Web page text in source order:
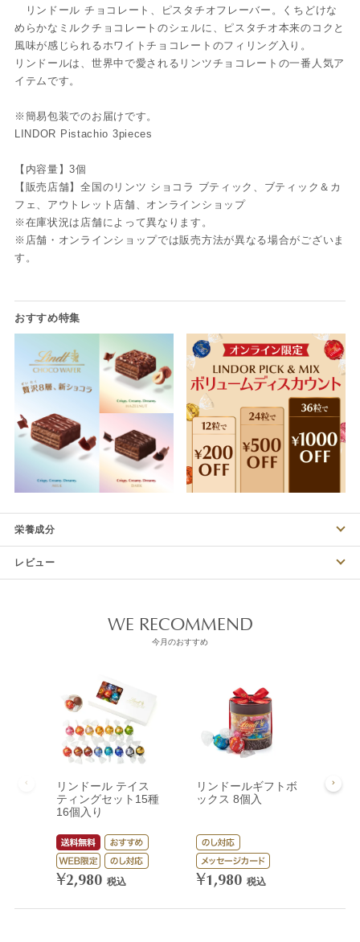
リンドール チョコレート、ピスタチオフレーバー。くちどけな
めらかなミルクチョコレートのシェルに、ピスタチオ本来のコクと
風味が感じられるホワイトチョコレートのフィリング入り。
リンドールは、世界中で愛されるリンツチョコレートの一番人気ア
イテムです。
※簡易包装でのお届けです。
LINDOR Pistachio 3pieces
【内容量】3個
【販売店舗】全国のリンツ ショコラ ブティック、ブティック＆カ
フェ、アウトレット店舗、オンラインショップ
※在庫状況は店舗によって異なります。
※店舗・オンラインショップでは販売方法が異なる場合がございま
す。
栄養成分
レビュー
WE RECOMMEND
今月のおすすめ
リンドール テイス
ティングセット15種
16個入り
¥2,980 税込
リンドールギフトボ
ックス 8個入
¥1,980 税込
リ